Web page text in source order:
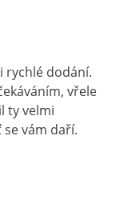
rychlé dodání.
vřele
ty velmi
vám daří.